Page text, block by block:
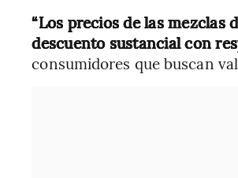
“Los precios de las
descuento sustancial con
consumidores que buscan